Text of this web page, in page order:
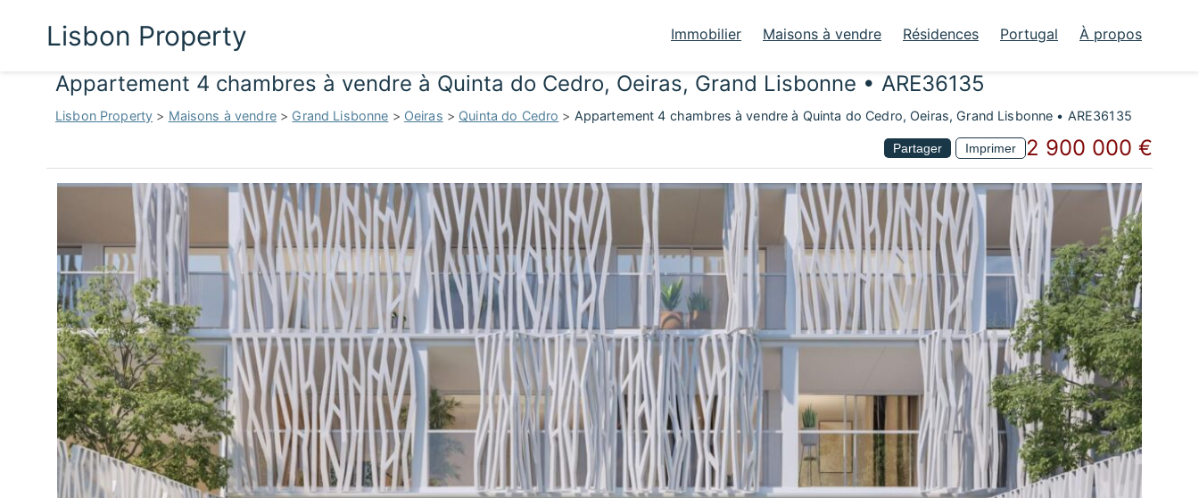
Lisbon Property Immobilier Maisons à vendre Résidences Portugal À propos
Appartement 4 chambres à vendre à Quinta do Cedro, Oeiras, Grand Lisbonne • ARE36135
Lisbon Property > Maisons à vendre> Grand Lisbonne > Oeiras > Quinta do Cedro > Appartement 4 chambres à vendre à Quinta do Cedro, Oeiras, Grand Lisbonne • ARE36135
Partager Imprimer 2 900 000 €